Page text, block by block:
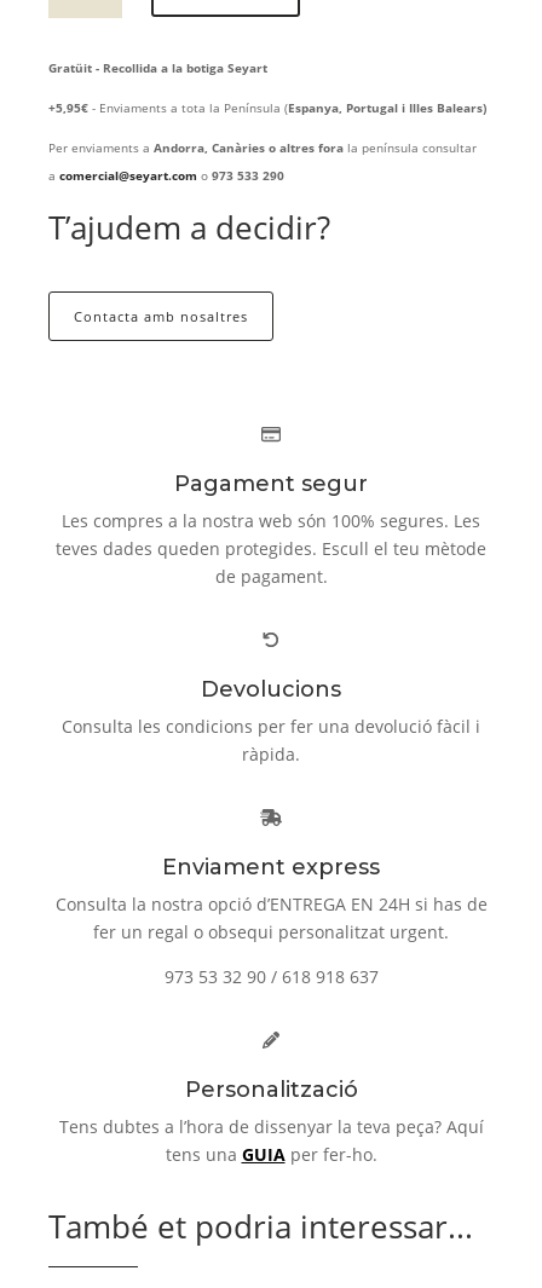
ARQUITECTE
Gratüit - Recollida a la botiga Seyart
+5,95€ - Enviaments a tota la Península (Espanya, Portugal i Illes Balears)
Per enviaments aAndorra, Canàries o altres fora la península consultar
acomercial@seyart.com o973 533 290
T’ajudem a decidir?
Contacta amb nosaltres
Pagament segur
Les compres a la nostra web són 100% segures. Les
teves dades queden protegides. Escull el teu mètode
de pagament.
Devolucions
Consulta les condicions per fer una devolució fàcil i
ràpida.
Enviament express
Consulta la nostra opció d’ENTREGA EN 24H si has de
fer un regal o obsequi personalitzat urgent.
973 53 32 90 / 618 918 637
Personalització
Tens dubtes a l’hora de dissenyar la teva peça? Aquí
tens una GUIAper fer-ho.
També et podria interessar...